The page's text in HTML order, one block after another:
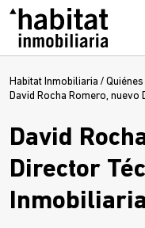
Habitat Inmobiliaria /
David Rocha Romero,
David
Director
Inmobiliaria